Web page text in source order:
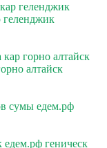
геленджик
геленджик
кар горно алтайск
алтайск
сумы едем.рф
едем.рф геническ